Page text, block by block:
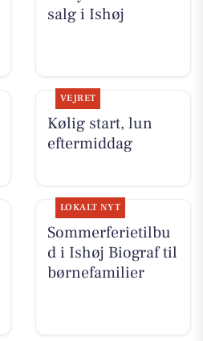
salg i Ishøj
VEJRET
Kølig start, lun
eftermiddag
LOKALT NYT
Sommerferietilbu
d i Ishøj Biograf til
børnefamilier